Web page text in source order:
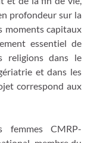
profondeur sur la
moments capitaux
essentiel de
religions dans le
et dans les
correspond aux
femmes CMRP-